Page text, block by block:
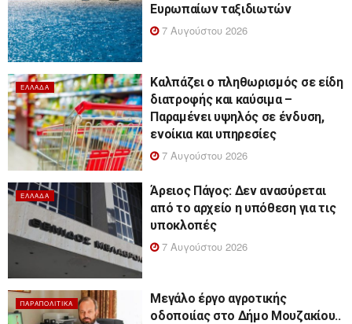
Ευρωπαίων ταξιδιωτών
7 Αυγούστου 2026
ΕΛΛΆΔΑ
Καλπάζει ο πληθωρισμός σε είδη
διατροφής και καύσιμα –
Παραμένει υψηλός σε ένδυση,
ενοίκια και υπηρεσίες
7 Αυγούστου 2026
ΕΛΛΆΔΑ
Άρειος Πάγος: Δεν ανασύρεται
από το αρχείο η υπόθεση για τις
υποκλοπές
7 Αυγούστου 2026
ΠΑΡΑΠΟΛΙΤΙΚΆ
Μεγάλο έργο αγροτικής
οδοποιίας στο Δήμο Μουζακίου..